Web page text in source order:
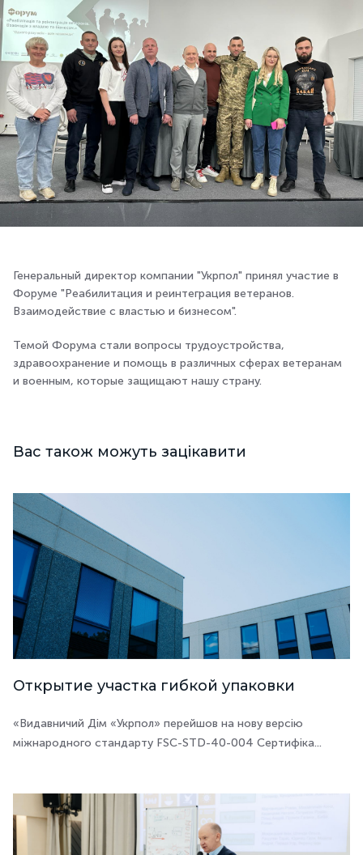
Генеральный директор компании "Укрпол" принял участие в
Форуме "Реабилитация и реинтеграция ветеранов.
Взаимодействие с властью и бизнесом".
Темой Форума стали вопросы трудоустройства,
здравоохранение и помощь в различных сферах ветеранам
и военным, которые защищают нашу страну.
Вас також можуть зацікавити
Открытие участка гибкой упаковки
«Видавничий Дім «Укрпол» перейшов на нову версію
міжнародного стандарту FSC-STD-40-004 Сертифіка...